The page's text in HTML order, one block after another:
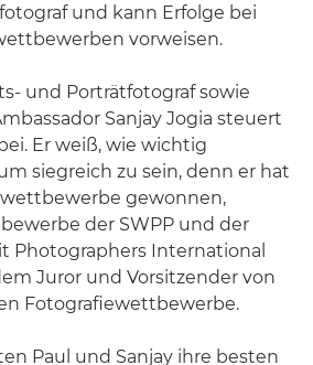
und kann Erfolge bei
vorweisen.
und Porträtfotograf sowie
Sanjay Jogia steuert
Er weiß, wie wichtig
siegreich zu sein, denn er hat
gewonnen,
der SWPP und der
Photographers International
Juror und Vorsitzender von
Fotografiewettbewerbe.
Paul und Sanjay ihre besten